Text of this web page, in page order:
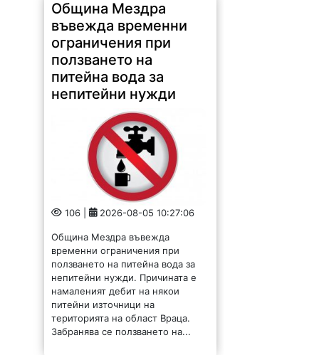
Община Мездра въвежда
временни ограничения при
ползването на питейна вода за
непитейни нужди. Причината е
намаленият дебит на някои
питейни източници на
територията на област Враца.
Забранява се ползването на...
При спецакции!
Военнослужещи
обезвредиха
боеприпаси по